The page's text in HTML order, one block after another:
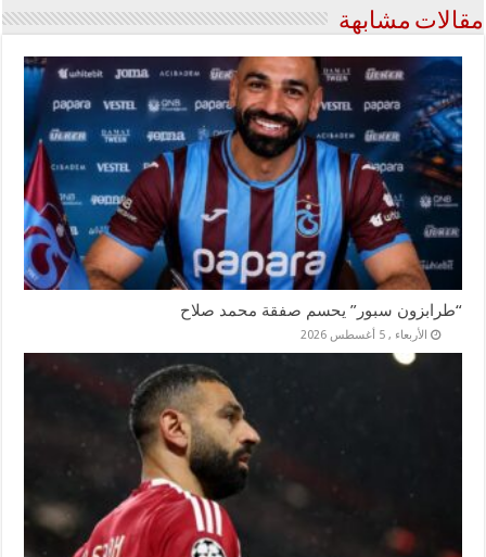
مقالات مشابهة
“طرابزون سبور” يحسم صفقة محمد صلاح
الأربعاء , 5 أغسطس 2026